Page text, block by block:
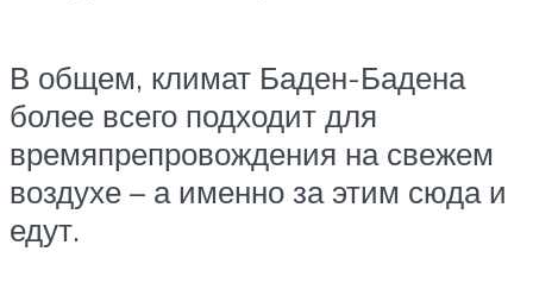
В общем, климат Баден-Бадена
более всего подходит для
времяпрепровождения на свежем
воздухе – а именно за этим сюда и
едут.